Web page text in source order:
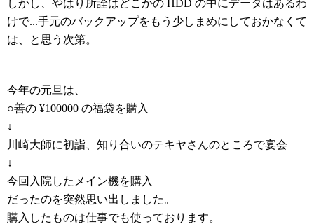
しかし、やはり所詮はどこかの HDD の中にデータはあるわ
けで...手元のバックアップをもう少しまめにしておかなくて
は、と思う次第。
今年の元旦は、
○善の ¥100000 の福袋を購入
↓
川崎大師に初詣、知り合いのテキヤさんのところで宴会
↓
今回入院したメイン機を購入
だったのを突然思い出しました。
購入したものは仕事でも使っております。